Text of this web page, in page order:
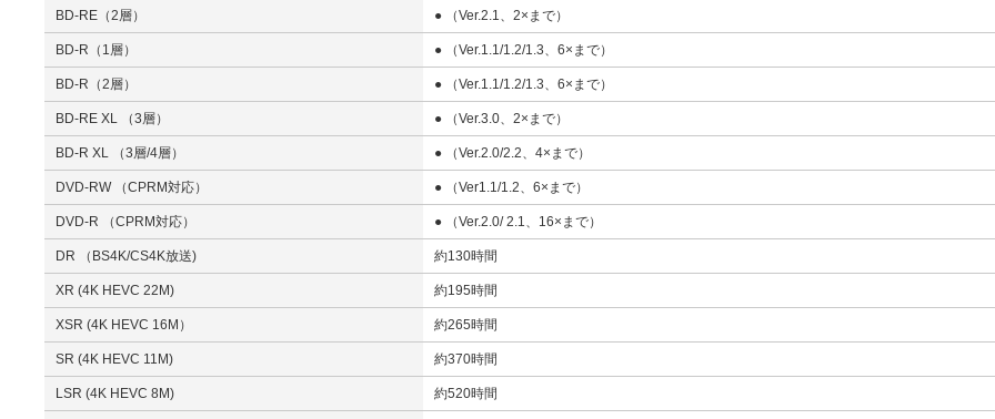
BD-RE（2層） ● （Ver.2.1、2×まで）
BD-R（1層） ● （Ver.1.1/1.2/1.3、6×まで）
BD-R（2層） ● （Ver.1.1/1.2/1.3、6×まで）
BD-RE XL （3層） ● （Ver.3.0、2×まで）
BD-R XL （3層/4層） ● （Ver.2.0/2.2、4×まで）
DVD-RW （CPRM対応） ● （Ver1.1/1.2、6×まで）
DVD-R （CPRM対応） ● （Ver.2.0/ 2.1、16×まで）
DR （BS4K/CS4K放送) 約130時間
XR (4K HEVC 22M) 約195時間
XSR (4K HEVC 16M） 約265時間
SR (4K HEVC 11M) 約370時間
LSR (4K HEVC 8M) 約520時間